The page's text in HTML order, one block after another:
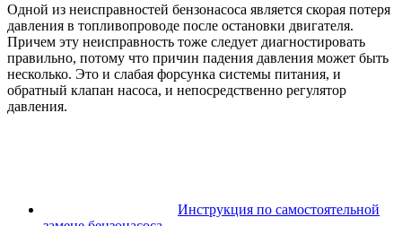
Одной из неисправностей бензонасоса является скорая потеря
давления в топливопроводе после остановки двигателя.
Причем эту неисправность тоже следует диагностировать
правильно, потому что причин падения давления может быть
несколько. Это и слабая форсунка системы питания, и
обратный клапан насоса, и непосредственно регулятор
давления.
Инструкция по самостоятельной